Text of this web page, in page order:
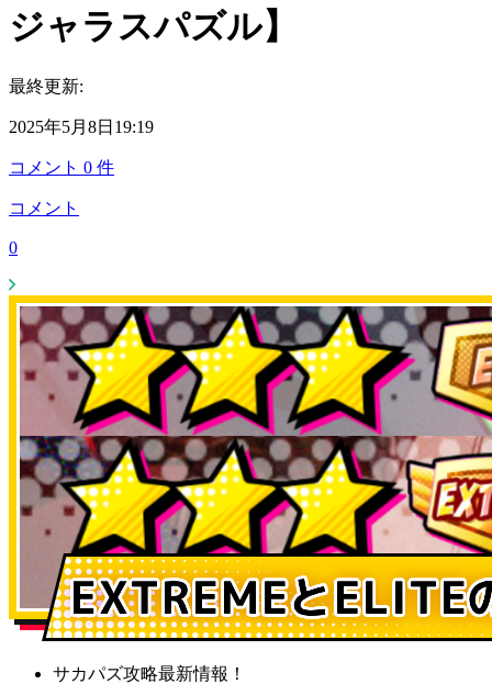
ジャラスパズル】
最終更新:
2025年5月8日19:19
コメント 0 件
コメント
0
サカパズ攻略最新情報！